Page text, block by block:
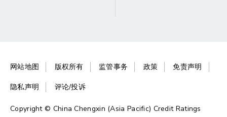
网站地图 版权所有 监管事务 政策 免责声明
隐私声明 评论/投诉
Copyright © China Chengxin (Asia Pacific) Credit Ratings